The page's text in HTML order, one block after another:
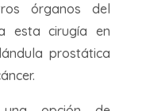
órganos del
esta cirugía en
prostática